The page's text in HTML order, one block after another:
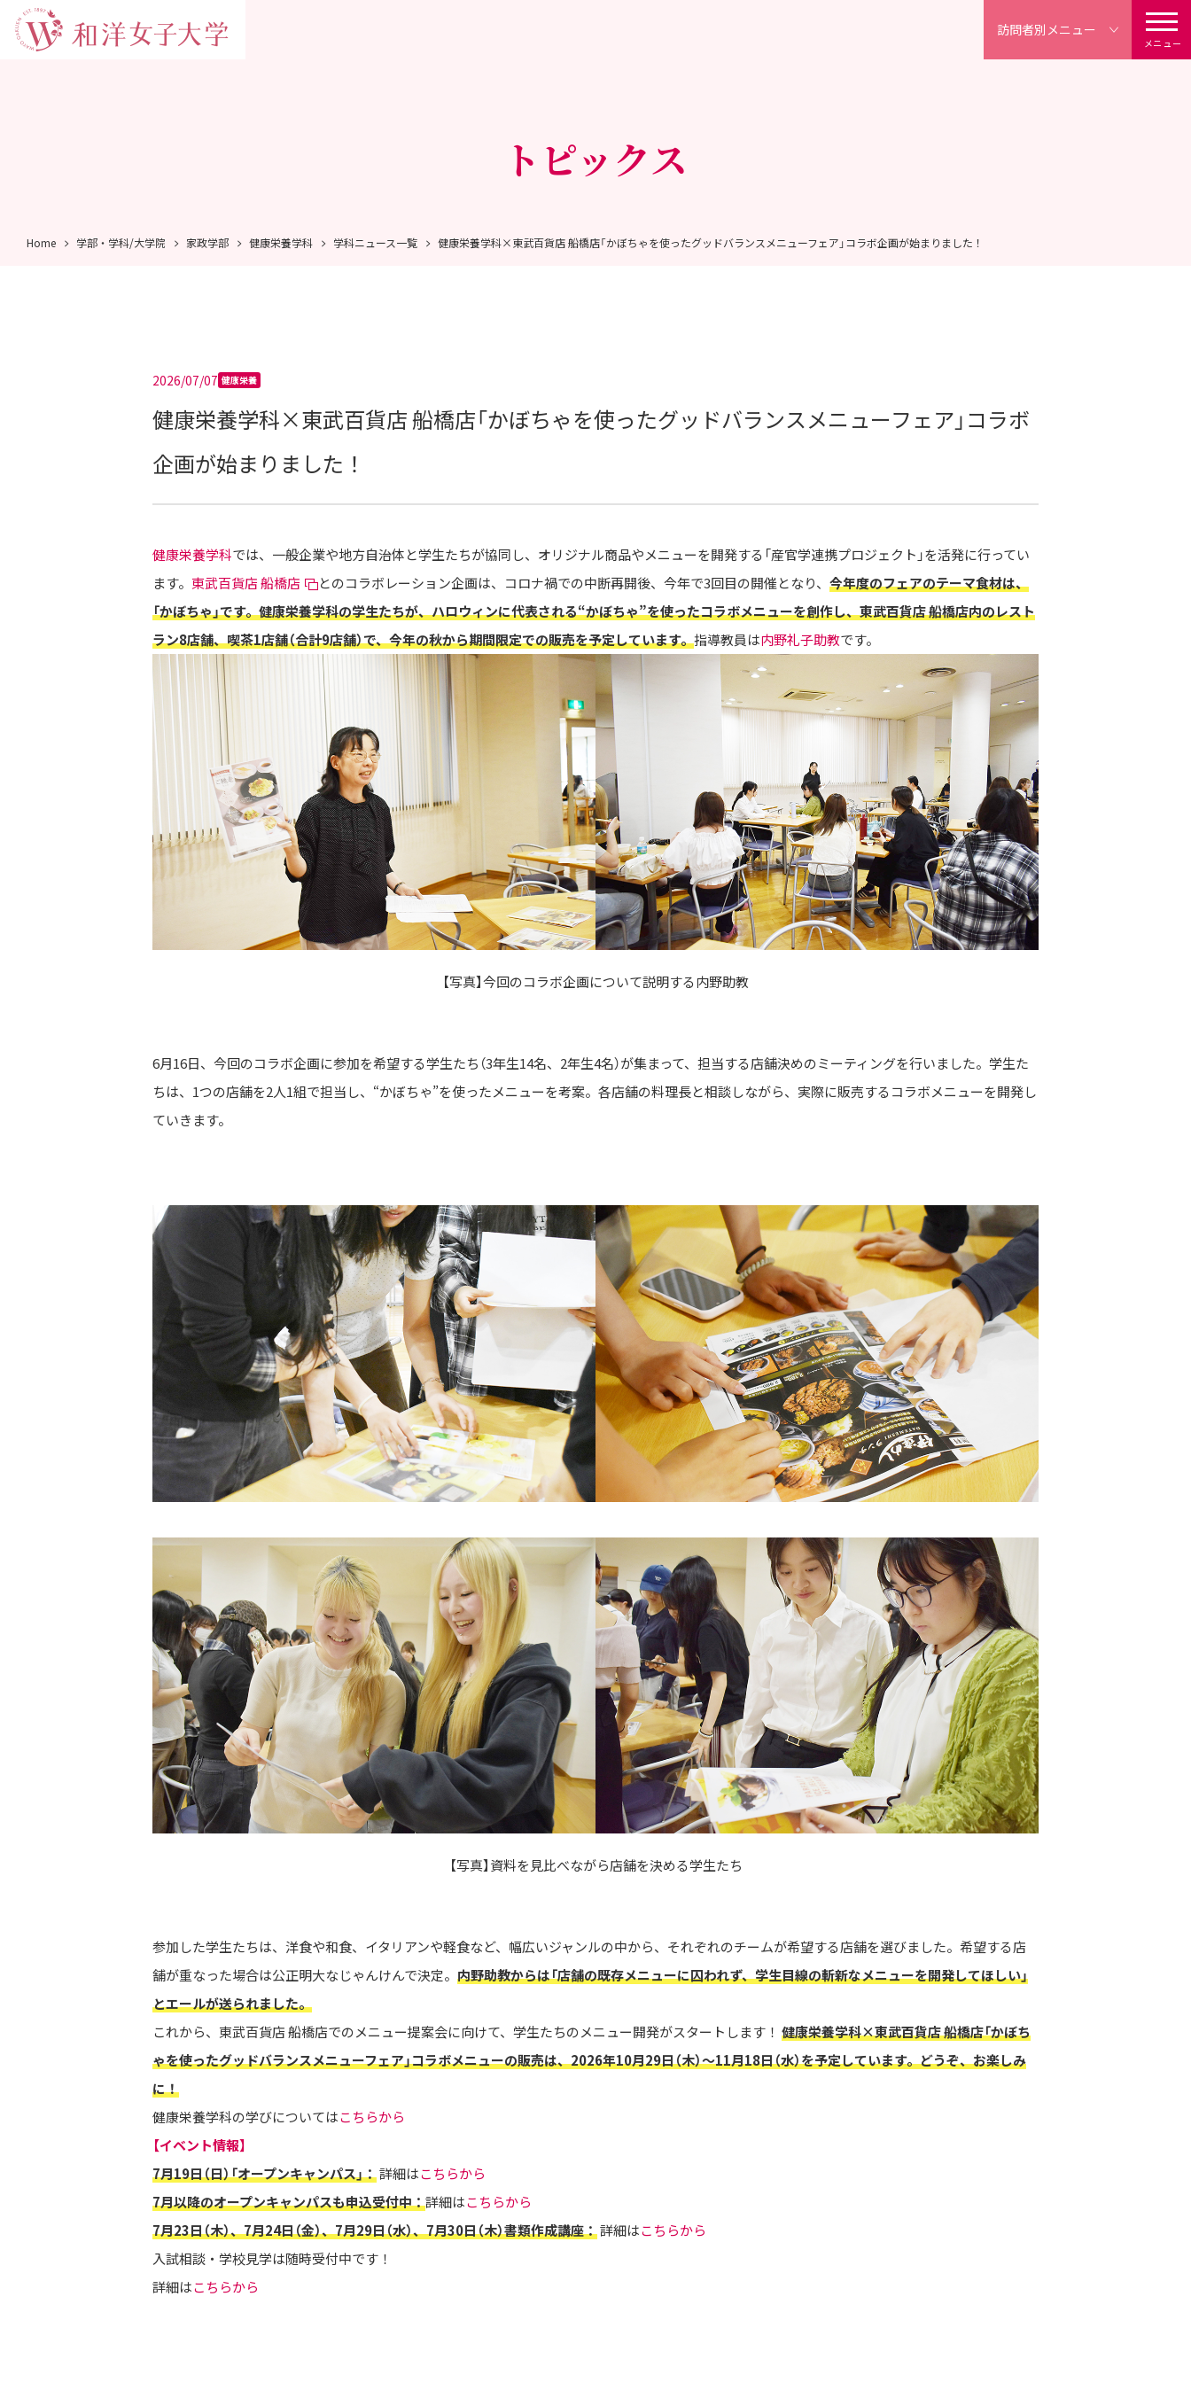
メニュー
訪問者別 メニュー
トピックス
Home 学部・学科/大学院 家政学部 健康栄養学科 学科ニュース一覧 健康栄養学科×東武百貨店 船橋店「かぼちゃを使ったグッドバランスメニューフェア」コラボ企画が始まりました！
2026/07/07 健康栄養
健康栄養学科×東武百貨店 船橋店「かぼちゃを使ったグッドバランスメニューフェア」コラボ
企画が始まりました！
健康栄養学科では、一般企業や地方自治体と学生たちが協同し、オリジナル商品やメニューを開発する「産官学連携プロジェクト」を活発に行ってい
ます。 東武百貨店 船橋店 とのコラボレーション企画は、コロナ禍での中断再開後、今年で3回目の開催となり、 今年度のフェアのテーマ食材は、
「かぼちゃ」です。健康栄養学科の学生たちが、ハロウィンに代表される“かぼちゃ”を使ったコラボメニューを創作し、東武百貨店 船橋店内のレスト
ラン8店舗、喫茶1店舗（合計9店舗）で、今年の秋から期間限定での販売を予定しています。指導教員は内野礼子助教です。
【写真】今回のコラボ企画について説明する内野助教
6月16日、今回のコラボ企画に参加を希望する学生たち（3年生14名、2年生4名）が集まって、担当する店舗決めのミーティングを行いました。学生た
ちは、1つの店舗を2人1組で担当し、“かぼちゃ”を使ったメニューを考案。各店舗の料理長と相談しながら、実際に販売するコラボメニューを開発し
ていきます。
【写真】資料を見比べながら店舗を決める学生たち
参加した学生たちは、洋食や和食、イタリアンや軽食など、幅広いジャンルの中から、それぞれのチームが希望する店舗を選びました。希望する店
舗が重なった場合は公正明大なじゃんけんで決定。 内野助教からは「店舗の既存メニューに囚われず、学生目線の斬新なメニューを開発してほしい」
とエールが送られました。
これから、東武百貨店 船橋店でのメニュー提案会に向けて、学生たちのメニュー開発がスタートします！ 健康栄養学科×東武百貨店 船橋店「かぼち
ゃを使ったグッドバランスメニューフェア」コラボメニューの販売は、2026年10月29日（木）～11月18日（水）を予定しています。どうぞ、お楽しみ
に！
健康栄養学科の学びについてはこちらから
【イベント情報】
7月19日（日）「オープンキャンパス」：詳細はこちらから
7月以降のオープンキャンパスも申込受付中：詳細はこちらから
7月23日（木）、7月24日（金）、7月29日（水）、7月30日（木）書類作成講座：詳細はこちらから
入試相談・学校見学は随時受付中です！
詳細はこちらから